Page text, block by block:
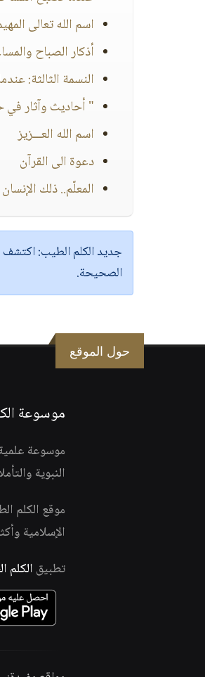
اسم الله تعالى
أذكار الصباح
النسمة الثالثة:
" أحاديث وآثار
اسم الله العـــزيز
دعوة الى القرآن
المعلّم.. ذلك الإنسان
جديد الكلم الطيب:
الصحيحة.
حول الموقع
موسوعة
موسوعة
النبوية
موقع الكلم
الإسلامية
تطبيقالكلم